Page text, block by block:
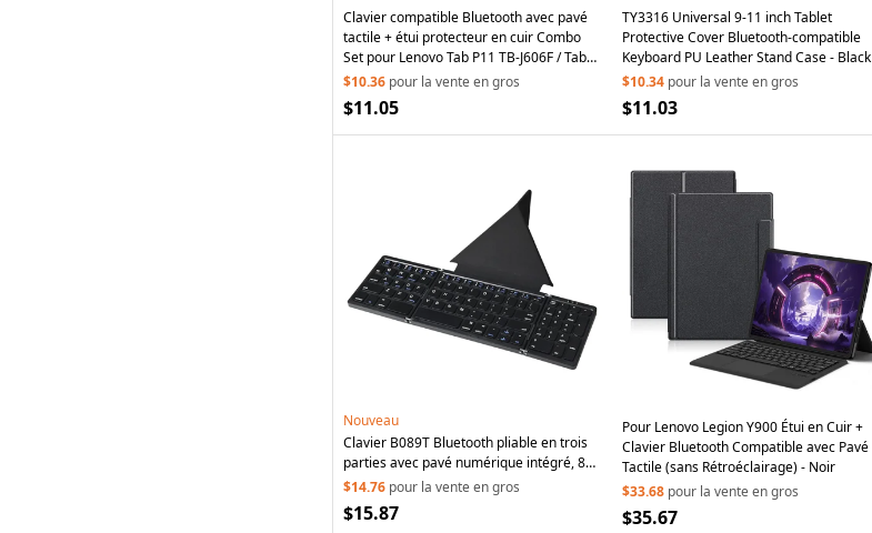
Clavier compatible Bluetooth avec pavé
tactile + étui protecteur en cuir Combo
Set pour Lenovo Tab P11 TB-J606F / Tab
P11 5G1 - Noir
$10.36 pour la vente en gros
$11.05
TY3316 Universal 9-11 inch Tablet
Protective Cover Bluetooth-compatible
Keyboard PU Leather Stand Case - Black
$10.34 pour la vente en gros
$11.03
Nouveau
Clavier B089T Bluetooth pliable en trois
parties avec pavé numérique intégré, 81
touches, avec support intégré pour
téléphone, tablette, ordinateur portable -
Noir
$14.76 pour la vente en gros
$15.87
Pour Lenovo Legion Y900 Étui en Cuir +
Clavier Bluetooth Compatible avec Pavé
Tactile (sans Rétroéclairage) - Noir
$33.68 pour la vente en gros
$35.67